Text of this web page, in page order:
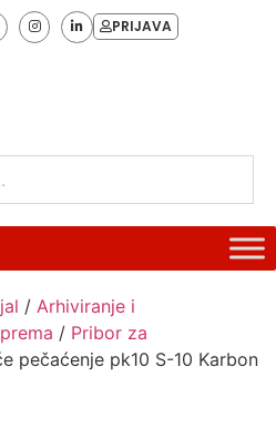
PRIJAVA
/ Arhiviranje i
/ Pribor za
pečaćenje pk10 S-10 Karbon